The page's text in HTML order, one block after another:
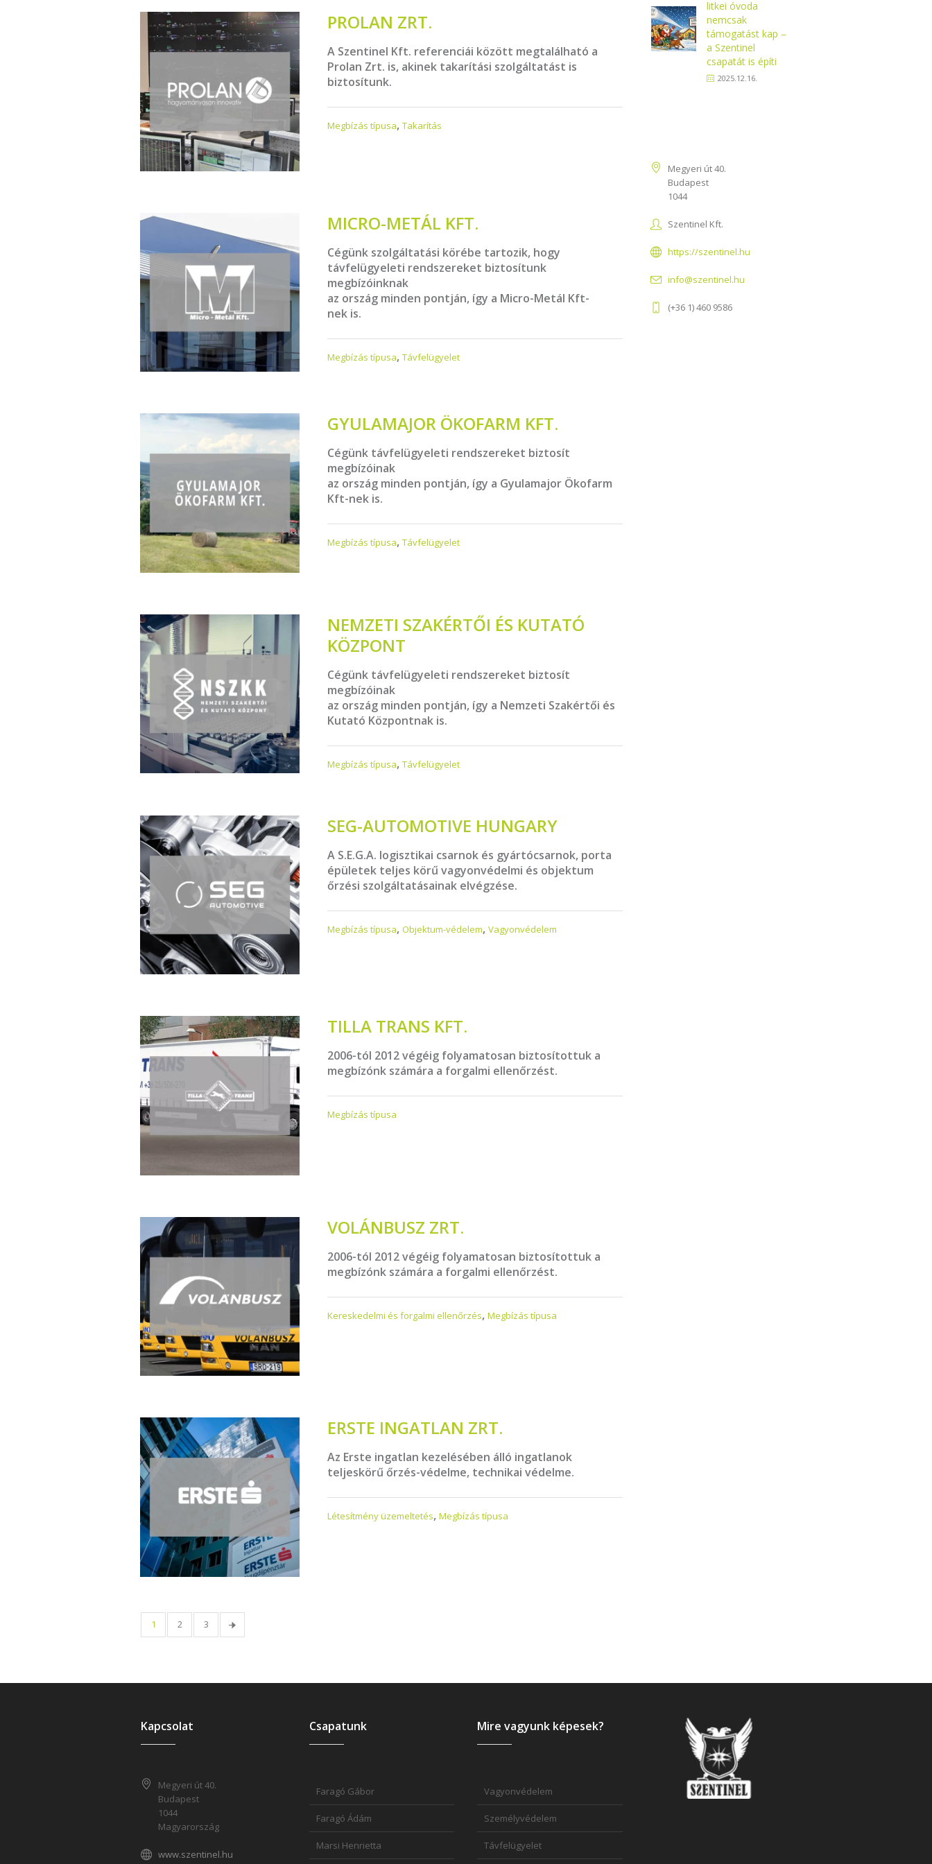
PROLAN ZRT.
A Szentinel Kft. referenciái között megtalálható a
Prolan Zrt. is, akinek takarítási szolgáltatást is
biztosítunk.
Megbízás típusa, Takarítás
MICRO-METÁL KFT.
Cégünk szolgáltatási körébe tartozik, hogy
távfelügyeleti rendszereket biztosítunk
megbízóinknak
az ország minden pontján, így a Micro-Metál Kft-
nek is.
Megbízás típusa, Távfelügyelet
GYULAMAJOR ÖKOFARM KFT.
Cégünk távfelügyeleti rendszereket biztosít
megbízóinak
az ország minden pontján, így a Gyulamajor Ökofarm
Kft-nek is.
Megbízás típusa, Távfelügyelet
NEMZETI SZAKÉRTŐI ÉS KUTATÓ
KÖZPONT
Cégünk távfelügyeleti rendszereket biztosít
megbízóinak
az ország minden pontján, így a Nemzeti Szakértői és
Kutató Központnak is.
Megbízás típusa, Távfelügyelet
SEG-AUTOMOTIVE HUNGARY
A S.E.G.A. logisztikai csarnok és gyártócsarnok, porta
épületek teljes körű vagyonvédelmi és objektum
őrzési szolgáltatásainak elvégzése.
Megbízás típusa, Objektum-védelem, Vagyonvédelem
TILLA TRANS KFT.
2006-tól 2012 végéig folyamatosan biztosítottuk a
megbízónk számára a forgalmi ellenőrzést.
Megbízás típusa
VOLÁNBUSZ ZRT.
2006-tól 2012 végéig folyamatosan biztosítottuk a
megbízónk számára a forgalmi ellenőrzést.
Kereskedelmi és forgalmi ellenőrzés, Megbízás típusa
ERSTE INGATLAN ZRT.
Az Erste ingatlan kezelésében álló ingatlanok
teljeskörű őrzés-védelme, technikai védelme.
Létesítmény üzemeltetés, Megbízás típusa
1 2 3
litkei óvoda
nemcsak
támogatást kap –
a Szentinel
csapatát is építi
2025.12.16.
Megyeri út 40.
Budapest
1044
Szentinel Kft.
https://szentinel.hu
info@szentinel.hu
(+36 1) 460 9586
Kapcsolat
Megyeri út 40.
Budapest
1044
Magyarország
www.szentinel.hu
Csapatunk
Faragó Gábor
Faragó Ádám
Marsi Henrietta
Mire vagyunk képesek?
Vagyonvédelem
Személyvédelem
Távfelügyelet